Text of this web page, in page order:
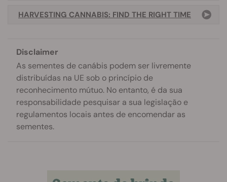
HARVESTING CANNABIS: FIND THE RIGHT TIME
Disclaimer
As sementes de canábis podem ser livremente
distribuídas na UE sob o princípio de
reconhecimento mútuo. No entanto, é da sua
responsabilidade pesquisar a sua legislação e
regulamentos locais antes de encomendar as
sementes.